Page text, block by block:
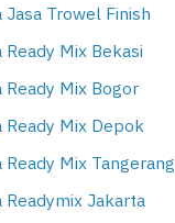
Jasa Trowel Finish
Ready Mix Bekasi
Ready Mix Bogor
Ready Mix Depok
Ready Mix Tangerang
Readymix Jakarta